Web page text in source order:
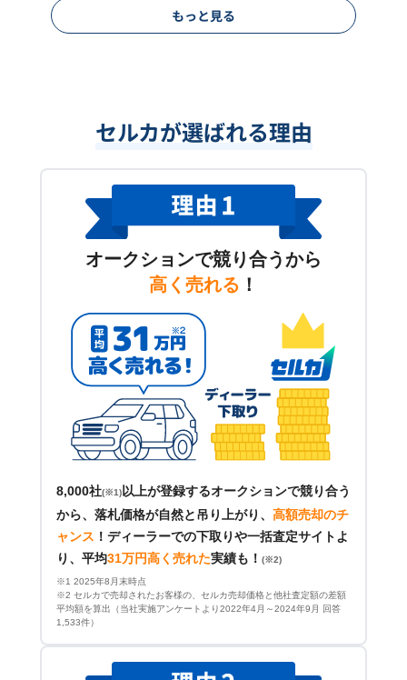
もっと見る
セルカが選ばれる理由
オークションで競り合うから
高く売れる ！
8,000社(※1) 以上が登録するオークションで競り合う
から、落札価格が自然と吊り上がり、 高額売却のチ
ャンス ！ ディーラーでの下取りや一括査定サイトよ
り、平均31万円高く売れた実績も！ (※2)
※1 2025年8月末時点
※2 セルカで売却されたお客様の、セルカ売却価格と他社査定額の差額
平均額を算出（当社実施アンケートより2022年4月～2024年9月 回答
1,533件）